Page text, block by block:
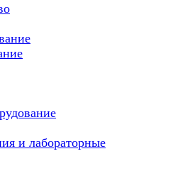
и лабораторные